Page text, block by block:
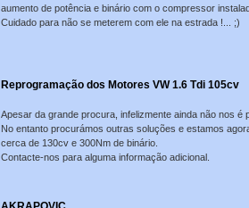
aumento de potência e binário com o compressor
Cuidado para não se meterem com ele na estrada !... ;)
Reprogramação dos Motores VW 1.6 Tdi 105cv
Apesar da grande procura, infelizmente ainda não nos
No entanto procurámos outras soluções e estamos
cerca de 130cv e 300Nm de binário.
Contacte-nos para alguma informação adicional.